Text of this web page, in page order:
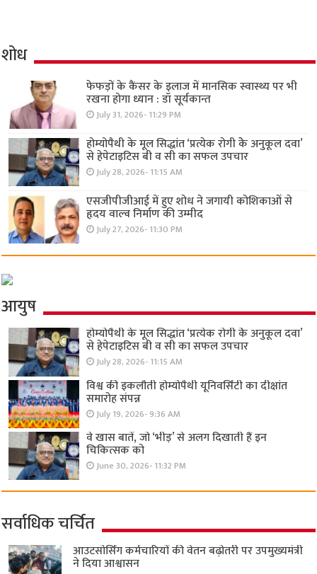
शोध
फेफड़ों के कैंसर के इलाज में मानसिक स्वास्थ्य पर भी
रखना होगा ध्यान : डॉ सूर्यकान्त
July 31, 2026- 11:29 PM
होम्योपैथी के मूल सिद्धांत ‘प्रत्येक रोगी केे अनुकूल दवा’
से हेपेटाइटिस बी व सी का सफल उपचार
July 28, 2026- 11:15 AM
एसजीपीजीआई में हुए शोध ने जगायी कोशिकाओं से
हृदय वाल्व निर्माण की उम्मीद
July 27, 2026- 11:30 PM
आयुष
होम्योपैथी के मूल सिद्धांत ‘प्रत्येक रोगी केे अनुकूल दवा’
से हेपेटाइटिस बी व सी का सफल उपचार
July 28, 2026- 11:15 AM
विश्व की इकलौती होम्योपैथी यूनिवर्सिटी का दीक्षांत
समारोह संपन्न
July 19, 2026- 9:36 AM
वे खास बातें, जो ‘भीड़’ से अलग दिखाती हैं इन
चिकित्सक को
June 30, 2026- 11:32 PM
सर्वाधिक चर्चित
आउटसोर्सिंग कर्मचारियों की वेतन बढ़ोतरी पर उपमुख्यमंत्री
ने दिया आश्वासन